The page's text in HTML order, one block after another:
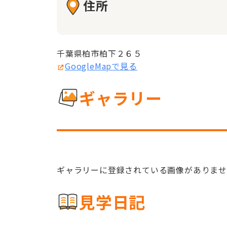
住所
千葉県柏市柏下２６５
GoogleMapで見る
ギャラリー
ギャラリーに登録されている画像がありま
見学日記